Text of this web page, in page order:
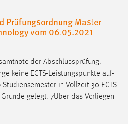
Prüfungsordnung Master
vom 06.05.2021
der Abschlussprüfung.
keine ECTS-Leistungspunkte auf-
in Vollzeit 30 ECTS-
gelegt. 7Über das Vorliegen